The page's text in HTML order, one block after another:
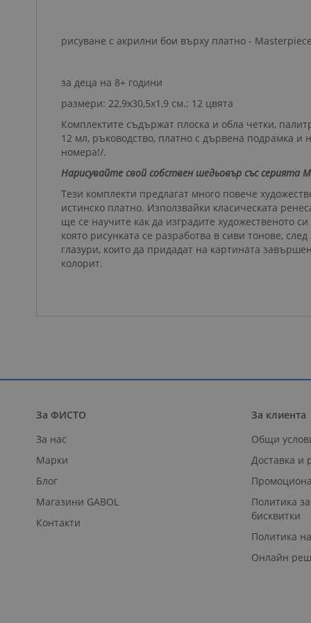
рисуване с акрилни бои върху платно - Masterpiece
за деца на 8+ години
размери: 22,9х30,5х1,9 см.; 12 цвята
Комплектите съдържат плоска и обла четки,
12 мл, ръководство, платно с дървена подрамка и
номера!/.
Нарисувайте свой собствен шедьовър със серията
Тези комплекти предлагат много повече
истинско платно. Използвайки класическата
ще се научите как да изградите художественото
която рисунката се разработва в сиви тонове,
глазури, които да придадат на картината
колорит.
За ФИСТО
За нас
Марки
Блог
Магазини GABOL
Контакти
За клиента
Общи
Доставка и
Политика
бисквитки
Политика
Онлайн